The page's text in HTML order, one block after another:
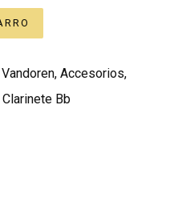
Vandoren, Accesorios,
Clarinete Bb